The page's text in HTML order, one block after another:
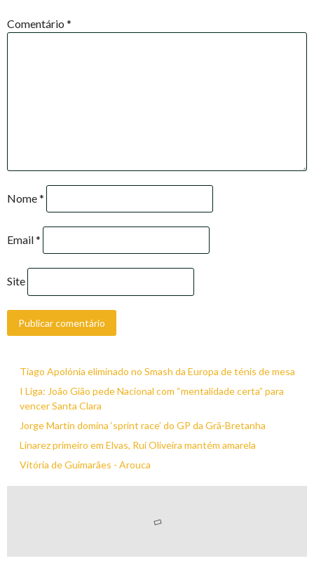
Comentário *
Nome*
Email*
Site
Tiago Apolónia eliminado no Smash da Europa de ténis de mesa
I Liga: João Gião pede Nacional com “mentalidade certa” para
vencer Santa Clara
Jorge Martín domina ‘sprint race’ do GP da Grã-Bretanha
Linarez primeiro em Elvas, Rui Oliveira mantém amarela
Vitória de Guimarães - Arouca